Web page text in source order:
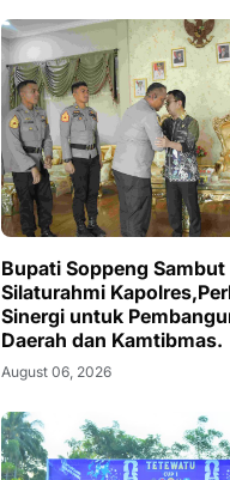
Bupati Soppeng Sambut
Silaturahmi
Sinergi untuk
Daerah dan Kamtibmas.
August 06, 2026